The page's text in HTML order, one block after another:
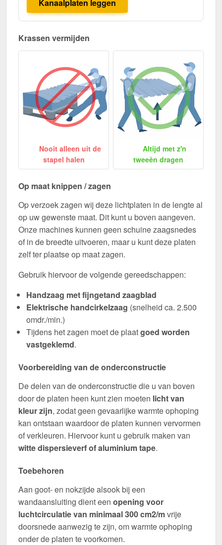
Kanaalplaten leggen
Krassen vermijden
Nooit alleen uit de
stapel halen
Altijd met z'n
tweeën dragen
Op maat knippen / zagen
Op verzoek zagen wij deze lichtplaten in de lengte al
op uw gewenste maat. Dit kunt u boven aangeven.
Onze machines kunnen geen schuine zaagsnedes
of in de breedte uitvoeren, maar u kunt deze platen
zelf ter plaatse op maat zagen.
Gebruik hiervoor de volgende gereedschappen:
Handzaag met fijngetand zaagblad
Elektrische handcirkelzaag (snelheid ca. 2.500
omdr./min.)
Tijdens het zagen moet de plaatgoed worden
vastgeklemd.
Voorbereiding van de onderconstructie
De delen van de onderconstructie die u van boven
door de platen heen kunt zien moeten licht van
kleur zijn, zodat geen gevaarlijke warmte ophoping
kan ontstaan waardoor de platen kunnen vervormen
of verkleuren. Hiervoor kunt u gebruik maken van
witte dispersieverf of aluminium tape.
Toebehoren
Aan goot- en nokzijde alsook bij een
wandaansluiting dient een opening voor
luchtcirculatie van minimaal 300 cm2/mvrije
doorsnede aanwezig te zijn, om warmte ophoping
onder de platen te voorkomen.